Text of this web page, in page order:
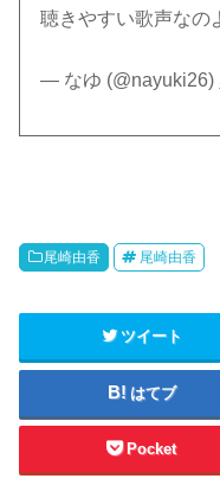
聴きやすい歌声なの
— なゆ (@nayuki26)
尾崎由香 尾崎由香
ツイート
はてブ
Pocket